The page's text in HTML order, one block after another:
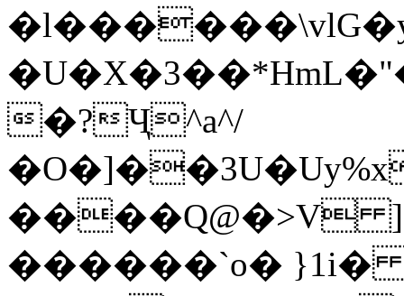
�?Ҷ^a^/
����Q@�>V
������`o�